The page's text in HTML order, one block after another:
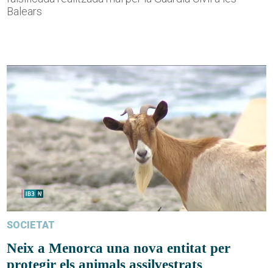
Balears
SOCIETAT
Neix a Menorca una nova entitat per
protegir els animals assilvestrats